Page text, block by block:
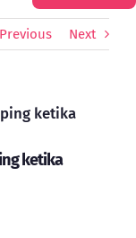
Previous Next
ketika
ketika